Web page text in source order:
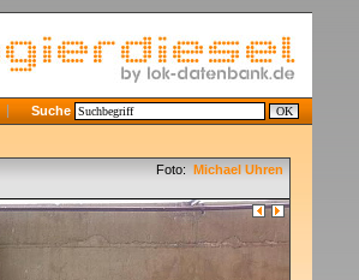
Suche
Foto: Michael Uhren